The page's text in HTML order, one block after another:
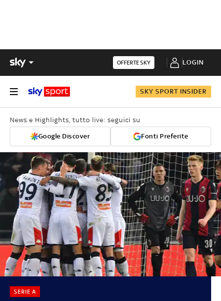
OFFERTE SKY LOGIN
SKY SPORT INSIDER
News e Highlights, tutto live: seguici su
Google Discover Fonti Preferite
SERIE A